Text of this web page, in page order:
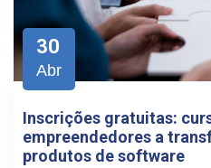
30
Abr
Inscrições gratuitas:
empreendedores a
produtos de software